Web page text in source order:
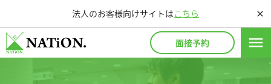
法人のお客様向けサイトはこちら close
面接予約 menu